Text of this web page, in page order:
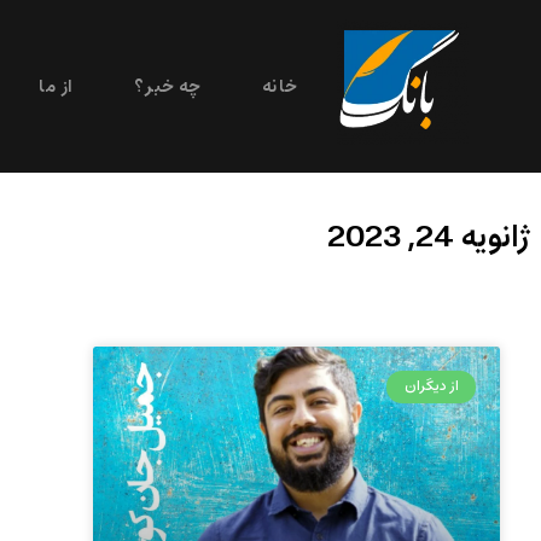
خانه چه خبر؟ از ما
ژانویه 24, 2023
از دیگران